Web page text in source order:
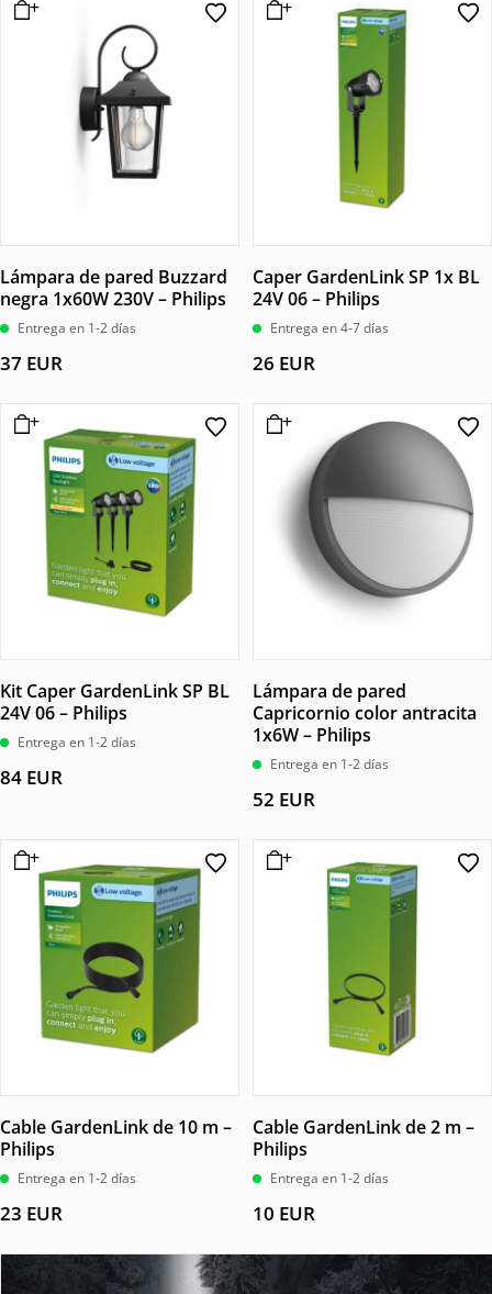
Lámpara de pared Buzzard
negra 1x60W 230V – Philips
Entrega en 1-2 días
37 EUR
Caper GardenLink SP 1x BL
24V 06 – Philips
Entrega en 4-7 días
26 EUR
Kit Caper GardenLink SP BL
24V 06 – Philips
Entrega en 1-2 días
84 EUR
Lámpara de pared
Capricornio color antracita
1x6W – Philips
Entrega en 1-2 días
52 EUR
Cable GardenLink de 10 m –
Philips
Entrega en 1-2 días
23 EUR
Cable GardenLink de 2 m –
Philips
Entrega en 1-2 días
10 EUR